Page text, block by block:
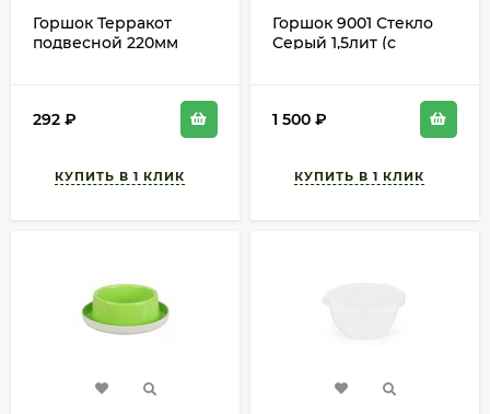
Горшок Терракот
подвесной 220мм
292 ₽
Горшок 9001 Стекло
Серый 1,5лит (с
1 500 ₽